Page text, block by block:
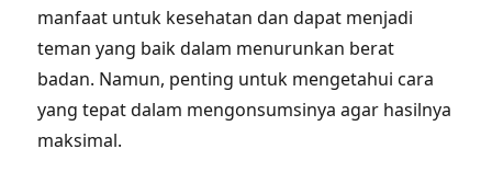
manfaat untuk kesehatan dan dapat menjadi
teman yang baik dalam menurunkan berat
badan. Namun, penting untuk mengetahui cara
yang tepat dalam mengonsumsinya agar hasilnya
maksimal.